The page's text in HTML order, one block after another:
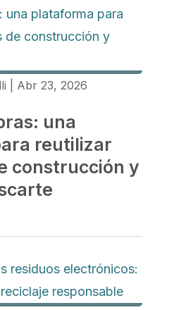
Abr 23, 2026
una
reutilizar
construcción y